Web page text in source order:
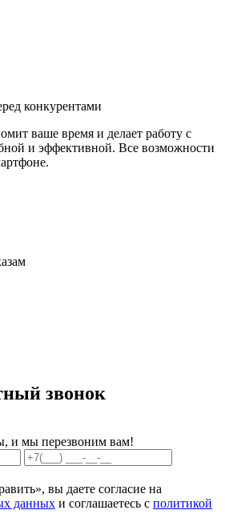
конкурентами
ваше время и делает работу с
и эффективной. Все возможности
звонок
и мы перезвоним вам!
вы даете согласие на
данных и соглашаетесь с политикой